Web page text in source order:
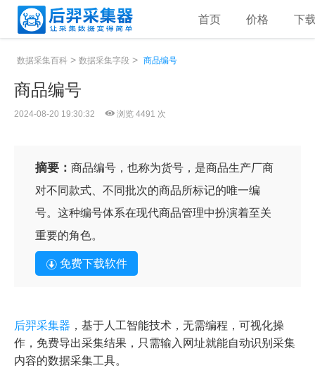
首页 价格 下
数据采集百科 > 数据采集字段 > 商品编号
商品编号
2024-08-20 19:30:32 浏览 4491 次
摘要： 商品编号，也称为货号，是商品生产厂商
对不同款式、不同批次的商品所标记的唯一编
号。这种编号体系在现代商品管理中扮演着至关
重要的角色。
免费下载软件
后羿采集器 ，基于人工智能技术，无需编程，可视化操
作，免费导出采集结果，只需输入网址就能自动识别采集
内容的数据采集工具。